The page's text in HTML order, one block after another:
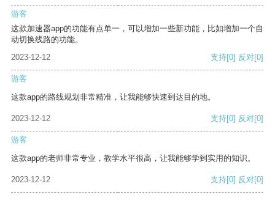
游客
这款加速器app的功能有点单一，可以增加一些新功能，比如增加一个自
动切换线路的功能。
2023-12-12
支持[0] 反对[0]
游客
这款app的路线规划非常精准，让我能够快速到达目的地。
2023-12-12 支持[0] 反对[0]
游客
这款app的老师非常专业，教学水平很高，让我能够学到实用的知识。
2023-12-12 支持[0] 反对[0]